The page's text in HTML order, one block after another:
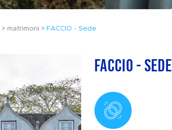
matrimoni FACCIO - Sede
FACCIO - Sede